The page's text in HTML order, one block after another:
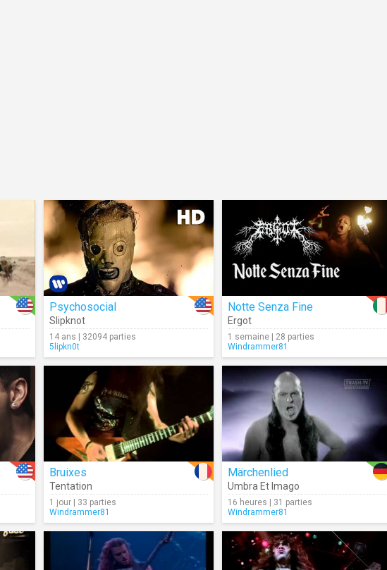
Psychosocial
Slipknot
14 ans | 32094 parties
5lipkn0t
Notte Senza Fine
Ergot
1 semaine | 28 parties
Windrammer81
Bruixes
Tentation
1 jour | 33 parties
Windrammer81
Märchenlied
Umbra Et Imago
16 heures | 31 parties
Windrammer81